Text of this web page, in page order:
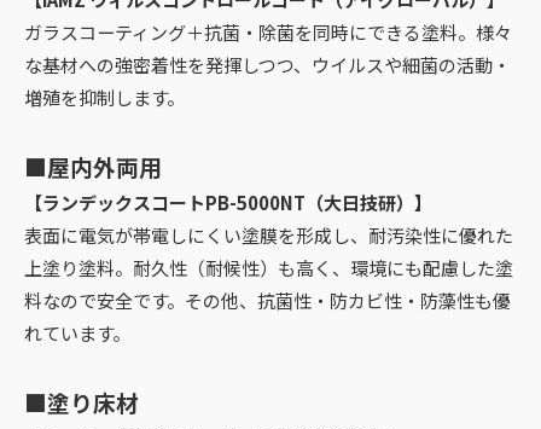
ガラスコーティング＋抗菌・除菌を同時にできる塗料。様々
な基材への強密着性を発揮しつつ、ウイルスや細菌の活動・
増殖を抑制します。
■屋内外両用
【ランデックスコートPB-5000NT（大日技研）】
表面に電気が帯電しにくい塗膜を形成し、耐汚染性に優れた
上塗り塗料。耐久性（耐候性）も高く、環境にも配慮した塗
料なので安全です。その他、抗菌性・防カビ性・防藻性も優
れています。
■塗り床材